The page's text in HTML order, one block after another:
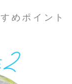
めポイント